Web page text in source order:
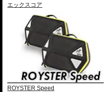
エックスコア
ROYSTER Speed